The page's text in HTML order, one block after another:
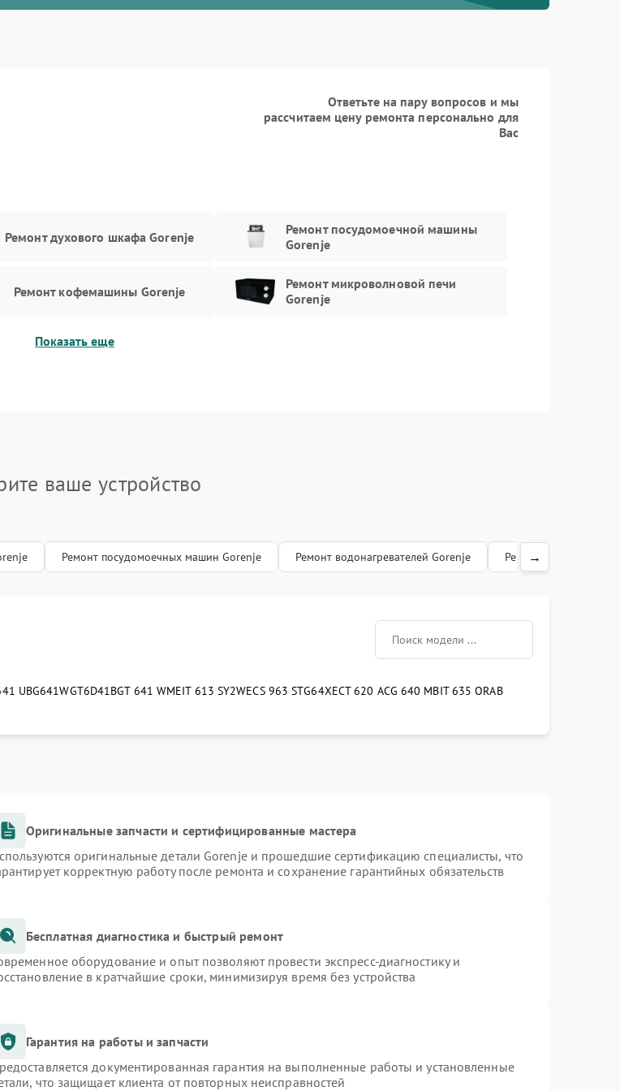
Ответьте на пару вопросов и мы
рассчитаем цену ремонта персонально для
Вас
Ремонт духового шкафа Gorenje
Ремонт посудомоечной машины
Gorenje
Ремонт кофемашины Gorenje
Ремонт микроволновой печи
Gorenje
Показать еще
ваше устройство
Ремонт посудомоечных машин Gorenje Ремонт водонагревателей Gorenje Ремонт кофемашин
→
UBG641WGT6D41BGT 641 WMEIT 613 SY2WECS 963 STG64XECT 620 ACG 640 MBIT 635 ORAB
Оригинальные запчасти и сертифицированные мастера
оригинальные детали Gorenje и прошедшие сертификацию специалисты, что
корректную работу после ремонта и сохранение гарантийных обязательств
Бесплатная диагностика и быстрый ремонт
оборудование и опыт позволяют провести экспресс-диагностику и
в кратчайшие сроки, минимизируя время без устройства
Гарантия на работы и запчасти
документированная гарантия на выполненные работы и установленные
что защищает клиента от повторных неисправностей